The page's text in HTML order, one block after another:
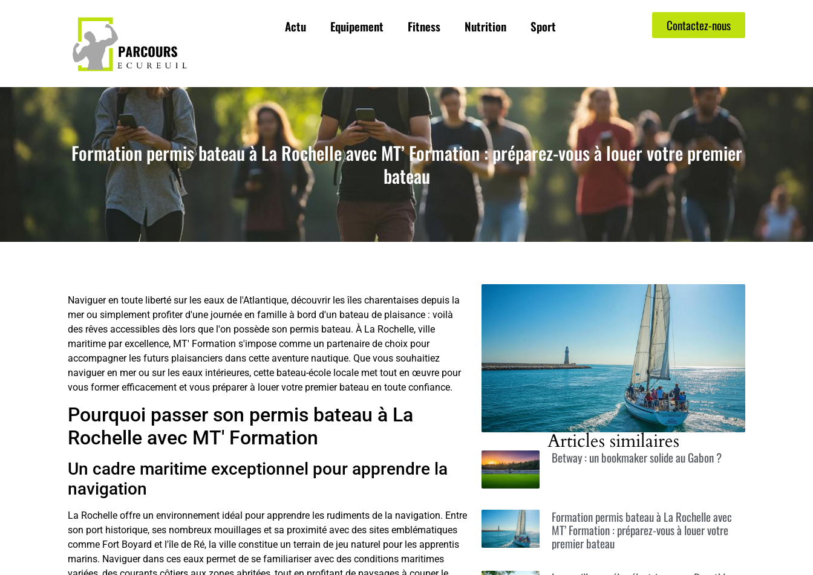
Actu Equipement Fitness Nutrition Sport Contactez-nous
Formation permis bateau à La Rochelle avec MT’ Formation : préparez-vous à louer votre premier
bateau
Naviguer en toute liberté sur les eaux de l'Atlantique, découvrir les îles charentaises depuis la
mer ou simplement profiter d'une journée en famille à bord d'un bateau de plaisance : voilà
des rêves accessibles dès lors que l'on possède son permis bateau. À La Rochelle, ville
maritime par excellence, MT' Formation s'impose comme un partenaire de choix pour
accompagner les futurs plaisanciers dans cette aventure nautique. Que vous souhaitiez
naviguer en mer ou sur les eaux intérieures, cette bateau-école locale met tout en œuvre pour
vous former efficacement et vous préparer à louer votre premier bateau en toute confiance.
Pourquoi passer son permis bateau à La
Rochelle avec MT' Formation
Un cadre maritime exceptionnel pour apprendre la
navigation
La Rochelle offre un environnement idéal pour apprendre les rudiments de la navigation. Entre
son port historique, ses nombreux mouillages et sa proximité avec des sites emblématiques
comme Fort Boyard et l'île de Ré, la ville constitue un terrain de jeu naturel pour les apprentis
marins. Naviguer dans ces eaux permet de se familiariser avec des conditions maritimes
Articles similaires
Betway : un bookmaker solide au Gabon ?
Formation permis bateau à La Rochelle avec
MT’ Formation : préparez-vous à louer votre
premier bateau